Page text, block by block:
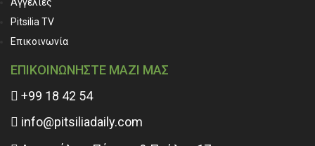
Pitsilia TV
Επικοινωνία
ΕΠΙΚΟΙΝΩΝΗΣΤΕ ΜΑΖΙ ΜΑΣ
+99 18 42 54
info@pitsiliadaily.com